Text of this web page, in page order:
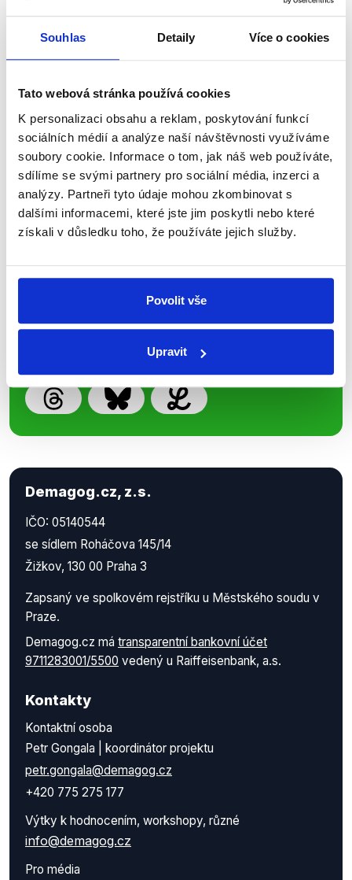
Souhlas Detaily Více o cookies
Tato webová stránka používá cookies
K personalizaci obsahu a reklam, poskytování funkcí
sociálních médií a analýze naší návštěvnosti využíváme
soubory cookie. Informace o tom, jak náš web používáte,
sdílíme se svými partnery pro sociální média, inzerci a
analýzy. Partneři tyto údaje mohou zkombinovat s
dalšími informacemi, které jste jim poskytli nebo které
získali v důsledku toho, že používáte jejich služby.
Povolit vše
Upravit
shrnutí nejzajímavějších článků a analýz.
Začněte nás odebírat, a mějte tak
přehled o tom, jaké dezinformace a
nepravdy se zrovna v Česku šíří.
WhatsApp
Sociální sítě
příspěvků přátelům podpoříte naši
práci.
Demagog.cz, z.s.
IČO: 05140544
se sídlem Roháčova 145/14
Žižkov, 130 00 Praha 3
Zapsaný ve spolkovém rejstříku u Městského soudu v
Praze.
Demagog.cz má transparentní bankovní účet
9711283001/5500 vedený u Raiffeisenbank, a.s.
Kontakty
Kontaktní osoba
Petr Gongala | koordinátor projektu
petr.gongala@demagog.cz
+420 775 275 177
Výtky k hodnocením, workshopy, různé
info@demagog.cz
Pro média